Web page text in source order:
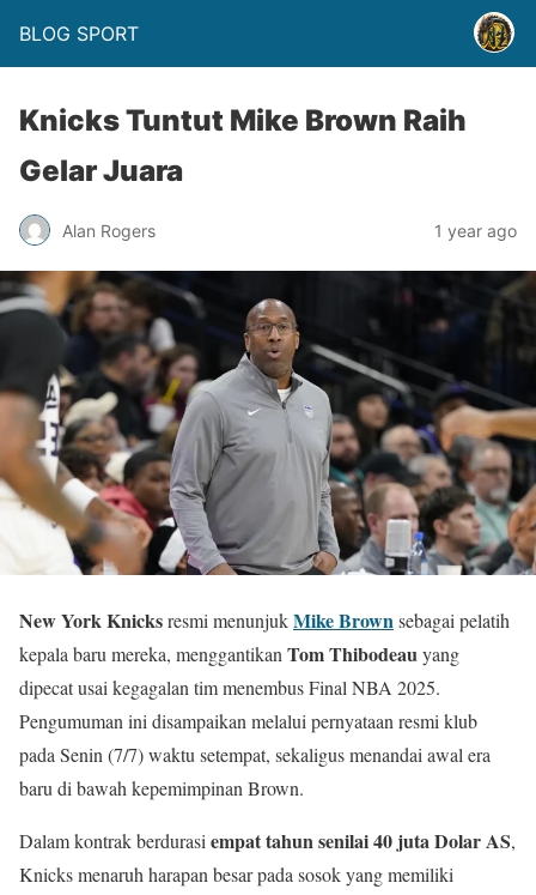
BLOG SPORT
Knicks Tuntut Mike Brown Raih
Gelar Juara
Alan Rogers 1 year ago
New York Knicksresmi menunjukMike Brownsebagai pelatih
kepala baru mereka, menggantikan Tom Thibodeauyang
dipecat usai kegagalan tim menembus Final NBA 2025.
Pengumuman ini disampaikan melalui pernyataan resmi klub
pada Senin (7/7) waktu setempat, sekaligus menandai awal era
baru di bawah kepemimpinan Brown.
Dalam kontrak berdurasi empat tahun senilai 40 juta Dolar AS,
Knicks menaruh harapan besar pada sosok yang memiliki